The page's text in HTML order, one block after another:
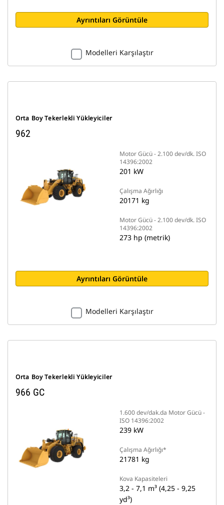
Ayrıntıları Görüntüle
Modelleri Karşılaştır
Orta Boy Tekerlekli Yükleyiciler
962
Motor Gücü - 2.100 dev/dk. ISO
14396:2002
201 kW
Çalışma Ağırlığı
20171 kg
Motor Gücü - 2.100 dev/dk. ISO
14396:2002
273 hp (metrik)
Ayrıntıları Görüntüle
Modelleri Karşılaştır
Orta Boy Tekerlekli Yükleyiciler
966 GC
1.600 dev/dak.da Motor Gücü -
ISO 14396:2002
239 kW
Çalışma Ağırlığı*
21781 kg
Kova Kapasiteleri
3,2 - 7,1 m³ (4,25 - 9,25
yd³)